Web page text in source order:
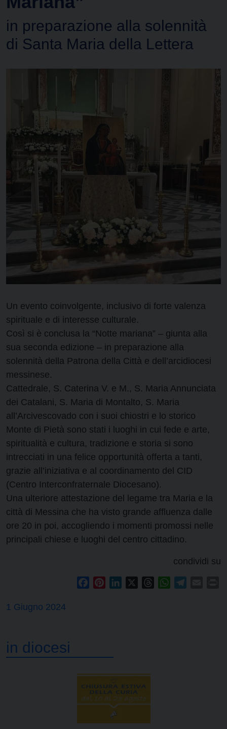
in preparazione alla solennità
di Santa Maria della Lettera
Un evento coinvolgente, inclusivo di forte valenza
spirituale e di interesse culturale.
Così si è conclusa la “Notte mariana” – giunta alla
sua seconda edizione – in preparazione alla
solennità della Patrona della Città e dell’arcidiocesi
messinese.
Cattedrale, S. Caterina V. e M., S. Maria Annunciata
dei Catalani, S. Maria di Montalto, S. Maria
all’Arcivescovado con i suoi chiostri e lo storico
Monte di Pietà sono stati i luoghi in cui fede e arte,
spiritualità e cultura, tradizione e storia si sono
intrecciati in una felice opportunità offerta a tanti,
grazie all’iniziativa e al coordinamento del CID
(Centro Interconfraternale Diocesano).
Una ulteriore attestazione del legame tra Maria e la
città di Messina che ha visto grande affluenza dalle
ore 20 in poi, accogliendo i momenti promossi nelle
principali chiese e luoghi del centro cittadino.
condividi su
FacebookPinterestLinkedIn ThreadsWhatsApp
1 Giugno 2024
in diocesi